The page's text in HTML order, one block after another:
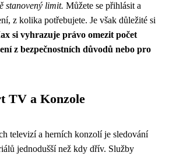
stanovený limit. Můžete se přihlásit a
z kolika potřebujete. Je však důležité si
si vyhrazuje právo omezit počet
z bezpečnostních důvodů nebo pro
TV a Konzole
televizí a herních konzolí je sledování
jednodušší než kdy dřív. Služby